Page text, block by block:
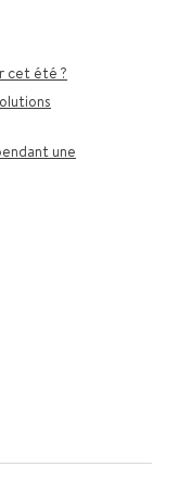
cet été ?
une